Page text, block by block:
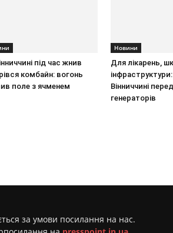
під час жнив
комбайн: вогонь
поле з ячменем
Новини
Для лікарень,
Вінниччині
генераторів
за умови посилання на нас.